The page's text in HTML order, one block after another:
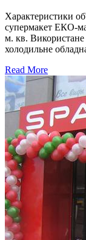
Характеристики
супермакет ЕКО-
м. кв. Використане
холодильне
Read More